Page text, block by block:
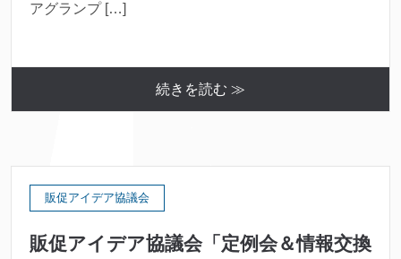
アグランプ […]
続きを読む ≫
販促アイデア協議会
販促アイデア協議会「定例会＆情報交換